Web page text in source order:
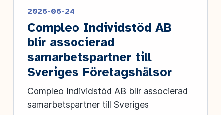
2026-06-24
Compleo Individstöd AB
blir associerad
samarbetspartner till
Sveriges Företagshälsor
Compleo Individstöd AB blir associerad
samarbetspartner till Sveriges